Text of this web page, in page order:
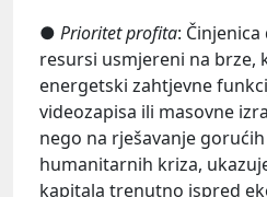
● Prioritet profita:
resursi usmjereni na brze,
energetski zahtjevne
videozapisa ili masovne
nego na rješavanje
humanitarnih kriza,
kapitala trenutno ispred